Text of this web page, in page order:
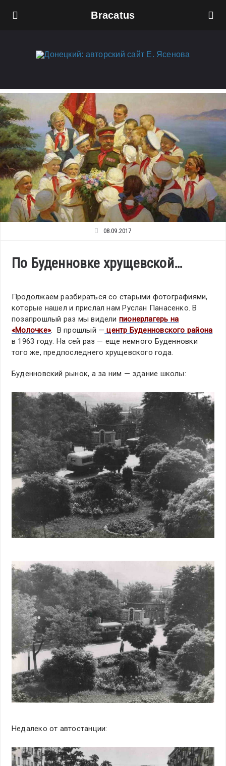
Bracatus
08.09.2017
По Буденновке хрущевской…
Продолжаем разбираться со старыми фотографиями,
которые нашел и прислал нам Руслан Панасенко. В
позапрошлый раз мы видели пионерлагерь на
«Молочке». В прошлый — центр Буденновского района
в 1963 году. На сей раз — еще немного Буденновки
того же, предпоследнего хрущевского года.
Буденновский рынок, а за ним — здание школы:
Недалеко от автостанции: